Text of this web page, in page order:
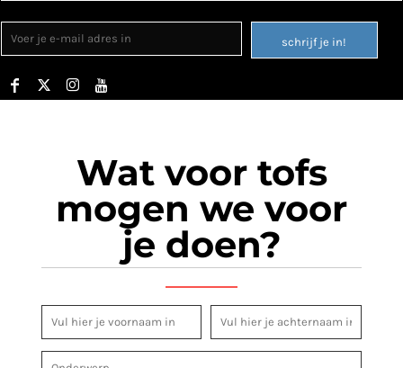
schrijf je in!
Wat voor tofs
mogen we voor
je doen?